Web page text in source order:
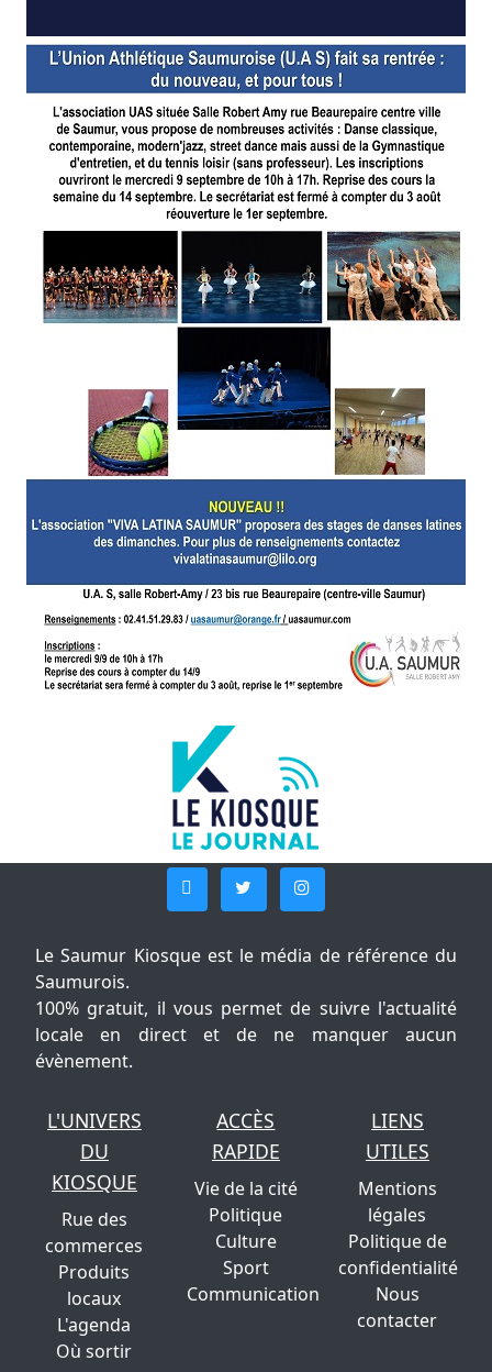
Le Saumur Kiosque est le média de référence du
Saumurois.
100% gratuit, il vous permet de suivre l'actualité
locale en direct et de ne manquer aucun
évènement.
L'UNIVERS
DU
KIOSQUE
Rue des
commerces
Produits
locaux
L'agenda
Où sortir
ACCÈS
RAPIDE
Vie de la cité
Politique
Culture
Sport
Communication
LIENS
UTILES
Mentions
légales
Politique de
confidentialité
Nous
contacter